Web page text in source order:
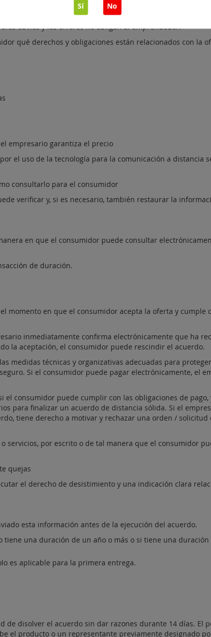
y servicios ofrecidos. La descripción es
/ servicios. Las imágenes utilizadas por el
obvios y los errores no obligan al emprendedor.
qué derechos y obligaciones están relacionados con la
empresario garantiza el precio
el uso de la tecnología para la comunicación a distancia
consultarlo para el consumidor
verificar y, si es necesario, también restaurar la
en que el consumidor puede consultar
de duración.
momento en que el consumidor acepta la oferta y cumple
inmediatamente confirma electrónicamente que ha
la aceptación, el consumidor puede rescindir el acuerdo.
medidas técnicas y organizativas adecuadas para
Si el consumidor puede pagar electrónicamente, el
consumidor puede cumplir con las obligaciones de pago,
para finalizar un acuerdo de distancia sólida. Si el
tiene derecho a motivar y rechazar una orden / solicitud
servicios, por escrito o de tal manera que el consumidor
quejas
el derecho de desistimiento y una indicación clara
esta información antes de la ejecución del acuerdo.
una duración de un año o más o si tiene una
es aplicable para la primera entrega.
disolver el acuerdo sin dar razones durante 14 días. El
el producto o un representante previamente designado
Sí No